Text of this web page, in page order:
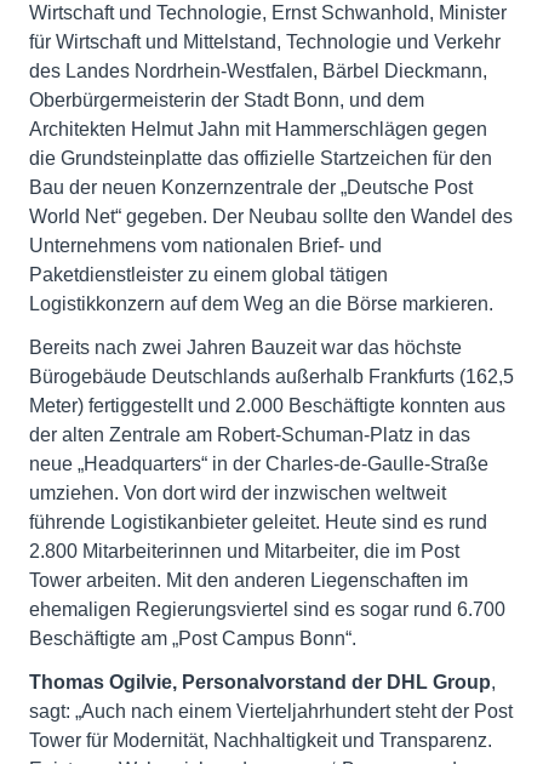
Wirtschaft und Technologie, Ernst Schwanhold, Minister
für Wirtschaft und Mittelstand, Technologie und Verkehr
des Landes Nordrhein-Westfalen, Bärbel Dieckmann,
Oberbürgermeisterin der Stadt Bonn, und dem
Architekten Helmut Jahn mit Hammerschlägen gegen
die Grundsteinplatte das offizielle Startzeichen für den
Bau der neuen Konzernzentrale der „Deutsche Post
World Net“ gegeben. Der Neubau sollte den Wandel des
Unternehmens vom nationalen Brief- und
Paketdienstleister zu einem global tätigen
Logistikkonzern auf dem Weg an die Börse markieren.
Bereits nach zwei Jahren Bauzeit war das höchste
Bürogebäude Deutschlands außerhalb Frankfurts (162,5
Meter) fertiggestellt und 2.000 Beschäftigte konnten aus
der alten Zentrale am Robert-Schuman-Platz in das
neue „Headquarters“ in der Charles-de-Gaulle-Straße
umziehen. Von dort wird der inzwischen weltweit
führende Logistikanbieter geleitet. Heute sind es rund
2.800 Mitarbeiterinnen und Mitarbeiter, die im Post
Tower arbeiten. Mit den anderen Liegenschaften im
ehemaligen Regierungsviertel sind es sogar rund 6.700
Beschäftigte am „Post Campus Bonn“.
Thomas Ogilvie, Personalvorstand der DHL Group,
sagt: „Auch nach einem Vierteljahrhundert steht der Post
Tower für Modernität, Nachhaltigkeit und Transparenz.